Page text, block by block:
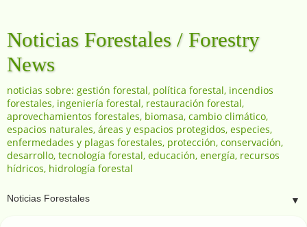
Noticias Forestales / Forestry
News
noticias sobre: gestión forestal, política forestal, incendios
forestales, ingeniería forestal, restauración forestal,
aprovechamientos forestales, biomasa, cambio climático,
espacios naturales, áreas y espacios protegidos, especies,
enfermedades y plagas forestales, protección, conservación,
desarrollo, tecnología forestal, educación, energía, recursos
hídricos, hidrología forestal
▼